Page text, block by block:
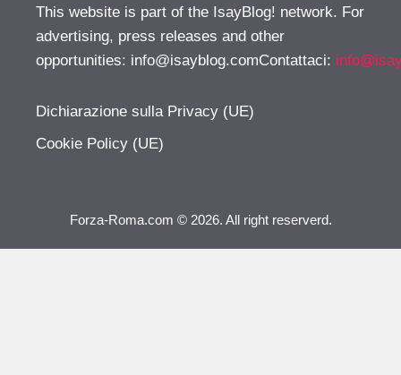
This website is part of the IsayBlog! network. For
advertising, press releases and other
opportunities: info@isayblog.comContattaci:
Dichiarazione sulla Privacy (UE)
Cookie Policy (UE)
Forza-Roma.com © 2026. All right reserverd.